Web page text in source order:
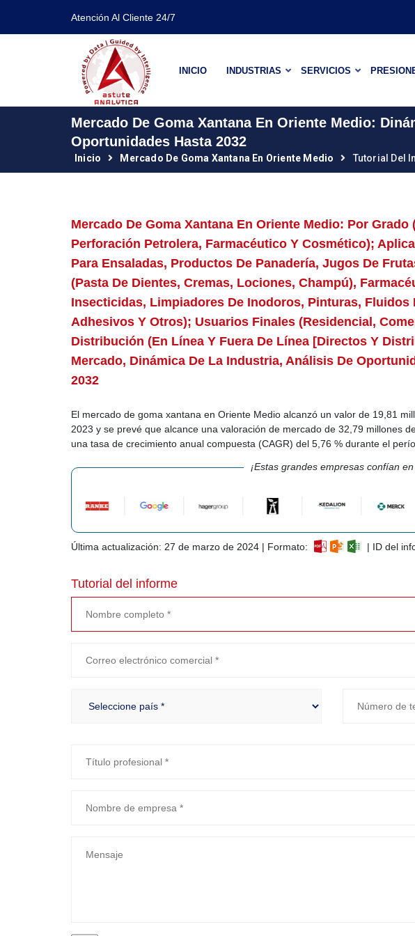
Atención Al Cliente 24/7
INICIO INDUSTRIAS SERVICIOS
Mercado De Goma Xantana En Oriente Medio:
Oportunidades Hasta 2032
Inicio Mercado De Goma Xantana En Oriente Medio Tutorial Del
Mercado De Goma Xantana En Oriente Medio: Por
Perforación Petrolera, Farmacéutico Y Cosmético);
Para Ensaladas, Productos De Panadería, Jugos De
(pasta De Dientes, Cremas, Lociones, Champú),
Insecticidas, Limpiadores De Inodoros, Pinturas, Fluidos
Adhesivos Y Otros); Usuarios Finales (residencial,
Distribución (en Línea Y Fuera De Línea [directos Y
Mercado, Dinámica De La Industria, Análisis De
2032
El mercado de goma xantana en Oriente Medio alcanzó un valor de 19,81
2023 y se prevé que alcance una valoración de mercado de 32,79 millones
una tasa de crecimiento anual compuesta (CAGR) del 5,76 % durante el
¡Estas grandes empresas confían
Última actualización: 27 de marzo de 2024 | Formato: | ID del
Tutorial del informe